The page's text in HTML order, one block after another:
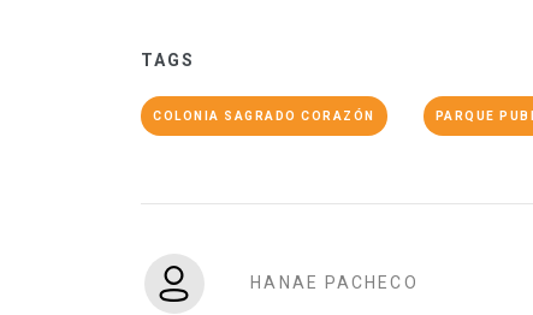
TAGS
COLONIA SAGRADO CORAZÓN PARQUE
HANAE PACHECO